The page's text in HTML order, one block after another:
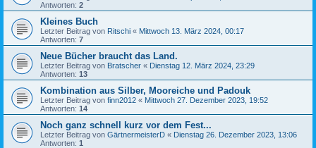
Antworten: 2
Kleines Buch
Letzter Beitrag von Ritschi « Mittwoch 13. März 2024, 00:17
Antworten: 7
Neue Bücher braucht das Land.
Letzter Beitrag von Bratscher « Dienstag 12. März 2024, 23:29
Antworten: 13
Kombination aus Silber, Mooreiche und Padouk
Letzter Beitrag von finn2012 « Mittwoch 27. Dezember 2023, 19:52
Antworten: 14
Noch ganz schnell kurz vor dem Fest...
Letzter Beitrag von GärtnermeisterD « Dienstag 26. Dezember 2023, 13:06
Antworten: 1